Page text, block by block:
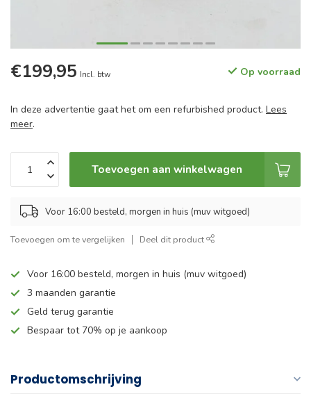
€199,95 Incl. btw Op voorraad
In deze advertentie gaat het om een refurbished product. Lees
meer.
Toevoegen aan winkelwagen
Voor 16:00 besteld, morgen in huis (muv witgoed)
Toevoegen om te vergelijken Deel dit product
Voor 16:00 besteld, morgen in huis (muv witgoed)
3 maanden garantie
Geld terug garantie
Bespaar tot 70% op je aankoop
Productomschrijving